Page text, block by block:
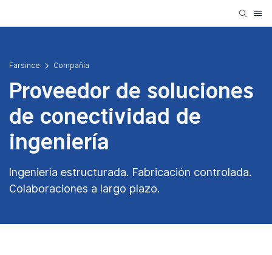
Farsince Compañía
Proveedor de soluciones
de conectividad de
ingeniería
Ingeniería estructurada. Fabricación controlada.
Colaboraciones a largo plazo.